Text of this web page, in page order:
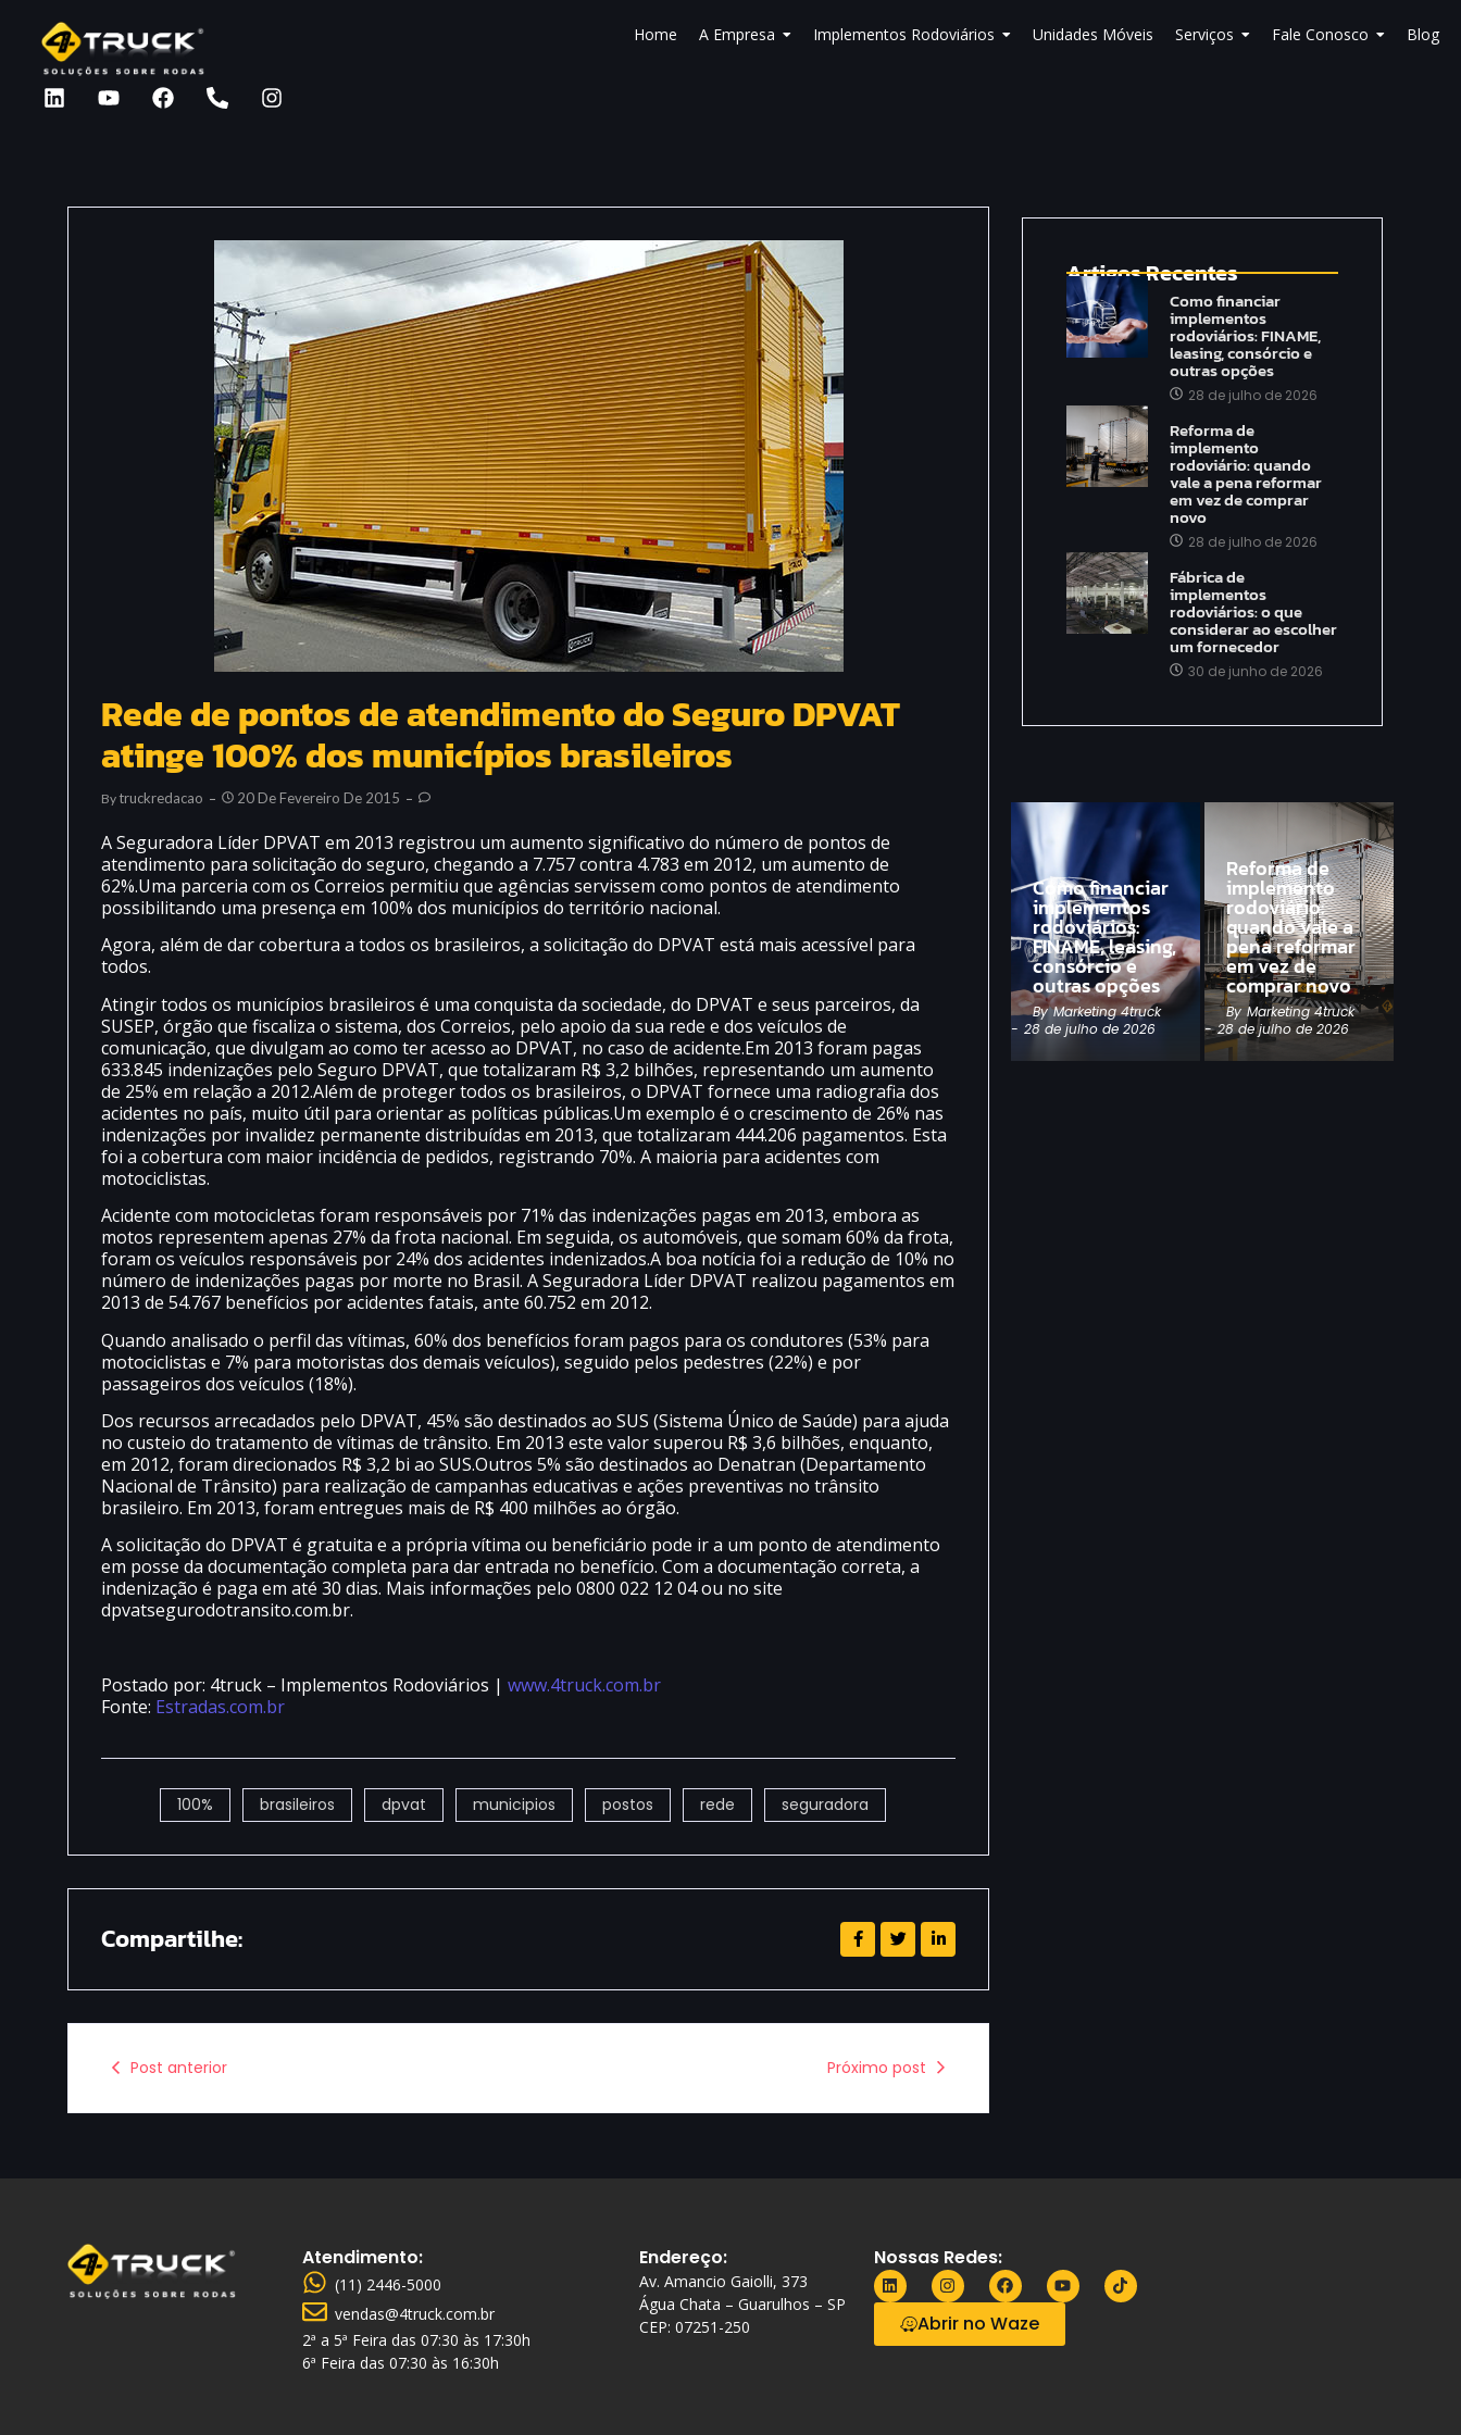
Home A Empresa Implementos Rodoviários Unidades Móveis Serviços Fale Conosco Blog
Rede de pontos de atendimento do Seguro DPVAT
atinge 100% dos municípios brasileiros
ByTruckredacao 20 De Fevereiro De 2015
A Seguradora Líder DPVAT em 2013 registrou um aumento significativo do número de pontos de
atendimento para solicitação do seguro, chegando a 7.757 contra 4.783 em 2012, um aumento de
62%.Uma parceria com os Correios permitiu que agências servissem como pontos de atendimento
possibilitando uma presença em 100% dos municípios do território nacional.
Agora, além de dar cobertura a todos os brasileiros, a solicitação do DPVAT está mais acessível para
todos.
Atingir todos os municípios brasileiros é uma conquista da sociedade, do DPVAT e seus parceiros, da
SUSEP, órgão que fiscaliza o sistema, dos Correios, pelo apoio da sua rede e dos veículos de
comunicação, que divulgam ao como ter acesso ao DPVAT, no caso de acidente.Em 2013 foram pagas
633.845 indenizações pelo Seguro DPVAT, que totalizaram R$ 3,2 bilhões, representando um aumento
de 25% em relação a 2012.Além de proteger todos os brasileiros, o DPVAT fornece uma radiografia dos
acidentes no país, muito útil para orientar as políticas públicas.Um exemplo é o crescimento de 26% nas
indenizações por invalidez permanente distribuídas em 2013, que totalizaram 444.206 pagamentos. Esta
foi a cobertura com maior incidência de pedidos, registrando 70%. A maioria para acidentes com
motociclistas.
Acidente com motocicletas foram responsáveis por 71% das indenizações pagas em 2013, embora as
motos representem apenas 27% da frota nacional. Em seguida, os automóveis, que somam 60% da frota,
foram os veículos responsáveis por 24% dos acidentes indenizados.A boa notícia foi a redução de 10% no
número de indenizações pagas por morte no Brasil. A Seguradora Líder DPVAT realizou pagamentos em
2013 de 54.767 benefícios por acidentes fatais, ante 60.752 em 2012.
Quando analisado o perfil das vítimas, 60% dos benefícios foram pagos para os condutores (53% para
motociclistas e 7% para motoristas dos demais veículos), seguido pelos pedestres (22%) e por
passageiros dos veículos (18%).
Dos recursos arrecadados pelo DPVAT, 45% são destinados ao SUS (Sistema Único de Saúde) para ajuda
no custeio do tratamento de vítimas de trânsito. Em 2013 este valor superou R$ 3,6 bilhões, enquanto,
em 2012, foram direcionados R$ 3,2 bi ao SUS.Outros 5% são destinados ao Denatran (Departamento
Nacional de Trânsito) para realização de campanhas educativas e ações preventivas no trânsito
brasileiro. Em 2013, foram entregues mais de R$ 400 milhões ao órgão.
A solicitação do DPVAT é gratuita e a própria vítima ou beneficiário pode ir a um ponto de atendimento
em posse da documentação completa para dar entrada no benefício. Com a documentação correta, a
indenização é paga em até 30 dias. Mais informações pelo 0800 022 12 04 ou no site
dpvatsegurodotransito.com.br.
Postado por: 4truck – Implementos Rodoviários | www.4truck.com.br
Fonte: Estradas.com.br
100% brasileiros dpvat municipios postos rede seguradora
Compartilhe:
Post anterior Próximo post
Artigos Recentes
Como financiar
implementos
rodoviários: FINAME,
leasing, consórcio e
outras opções
28 de julho de 2026
Reforma de
implemento
rodoviário: quando
vale a pena reformar
em vez de comprar
novo
28 de julho de 2026
Fábrica de
implementos
rodoviários: o que
considerar ao escolher
um fornecedor
30 de junho de 2026
Como financiar
implementos
rodoviários:
FINAME, leasing,
consórcio e
outras opções
By Marketing 4truck
- 28 de julho de 2026
Reforma de
implemento
rodoviário:
quando vale a
pena reformar
em vez de
comprar novo
By Marketing 4truck
- 28 de julho de 2026
Atendimento:
(11) 2446-5000
vendas@4truck.com.br
2ª a 5ª Feira das 07:30 às 17:30h
6ª Feira das 07:30 às 16:30h
Endereço:
Av. Amancio Gaiolli, 373
Água Chata – Guarulhos – SP
CEP: 07251-250
Nossas Redes:
Abrir no Waze